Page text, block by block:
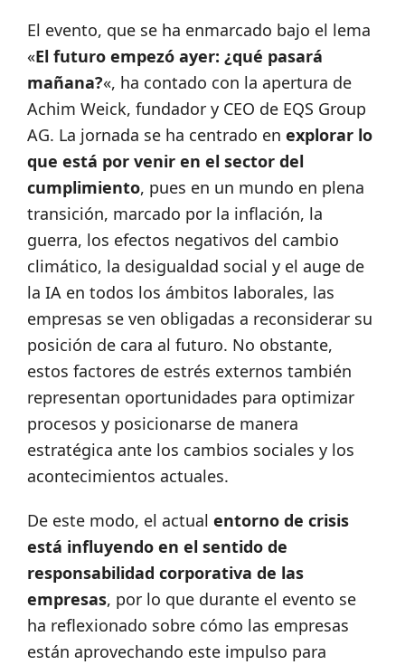
El evento, que se ha enmarcado bajo el lema
«El futuro empezó ayer: ¿qué pasará
mañana?«, ha contado con la apertura de
Achim Weick, fundador y CEO de EQS Group
AG. La jornada se ha centrado en explorar lo
que está por venir en el sector del
cumplimiento, pues en un mundo en plena
transición, marcado por la inflación, la
guerra, los efectos negativos del cambio
climático, la desigualdad social y el auge de
la IA en todos los ámbitos laborales, las
empresas se ven obligadas a reconsiderar su
posición de cara al futuro. No obstante,
estos factores de estrés externos también
representan oportunidades para optimizar
procesos y posicionarse de manera
estratégica ante los cambios sociales y los
acontecimientos actuales.
De este modo, el actual entorno de crisis
está influyendo en el sentido de
responsabilidad corporativa de las
empresas, por lo que durante el evento se
ha reflexionado sobre cómo las empresas
están aprovechando este impulso para